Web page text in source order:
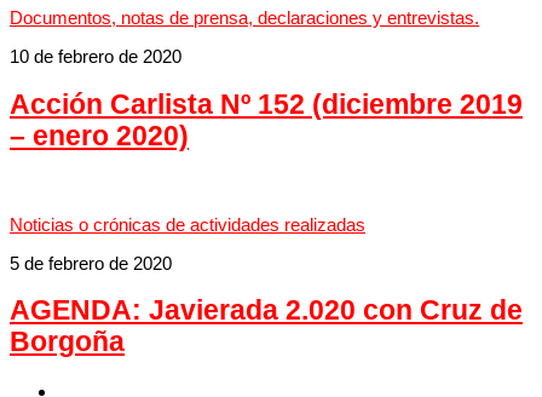
Documentos, notas de prensa, declaraciones y entrevistas.
10 de febrero de 2020
Acción Carlista Nº 152 (diciembre 2019
– enero 2020)
Noticias o crónicas de actividades realizadas
5 de febrero de 2020
AGENDA: Javierada 2.020 con Cruz de
Borgoña